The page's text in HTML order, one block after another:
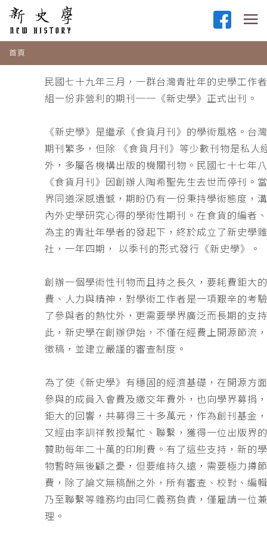
首頁
民國七十九年三月，一群台灣青壯年的史學工作
組一份非營利的期刊──《新史學》正式出刊。
《新史學》是繼承《食貨月刊》的學術風格。台
期刊繁多，但除 《食貨月刊》等少數刊物是私人
外，多屬各機構出版的機關刊物。民國七十七年
《食貨月刊》因創辦人陶希聖先生去世而停刊。
界同道深感遺憾，期盼仍有一份秉持學術態度，
內外史學研究心得的學術性期刊。在食貨的編者
為主的青壯年學者的發起下，終於成立了新史學
社，一年四期， 以季刊的形式發行《新史學》。
創辦一個學術性刊物而且持之長久，要耗費鉅大
費、人力與精神，對學術工作者是一項艱辛的考
了參與者的熱忱外，更需要學界廣泛而長期的支
此，新史學在創辦伊始，不僅在經費上開源節流
徵稿，並建立嚴謹的審查制度。
為了使《新史學》有穩固的經濟基礎，在開源方
參與的成員入會費及繳交年費外，也向學界募捐
鉅大的回響，共募得三十多萬元，作為創刊基金
又經由李訓祥教授幫忙、聯繫，獲得一位出版界
贊助每年二十萬的印刷費。有了這些支持，新的
物暫時無後顧之憂，但要維持久遠，需要極力撙
費，除了論文無稿酬之外，所有審查、校對、編
乃至聯繫等雜務均由同仁義務負責，僅雇請一位
理。